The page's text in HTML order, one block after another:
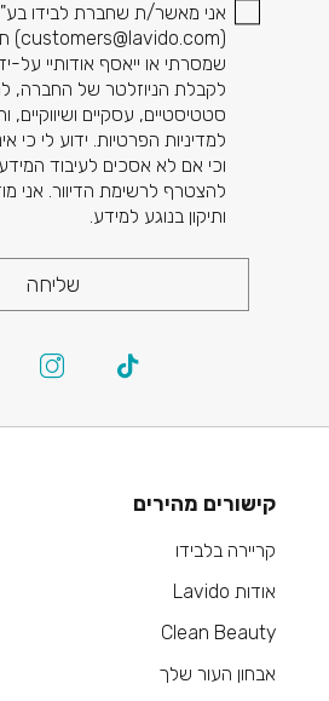
אני מאשר/ת שחברת לבידו
(
customers@lavido.com
)
שמסרתי או ייאסף אודותיי על-
לקבלת הניוזלטר של החברה,
סטטיסטיים, עסקיים
למדיניות הפרטיות. ידוע לי כי
וכי אם לא אסכים לעיבוד
להצטרף לרשימת הדיוור. אני
ותיקון בנוגע למידע.
שליחה
קישורים מהירים
קריירה בלבידו
אודות Lavido
Clean Beauty
אבחון העור שלך